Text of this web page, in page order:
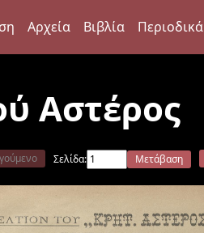
Αρχεία Βιβλία Περιοδικά
Αστέρος
Σελίδα: Μετάβαση